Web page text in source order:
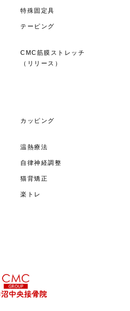
特殊固定具
テーピング
CMC筋膜ストレッチ
（リリース）
カッピング
温熱療法
自律神経調整
猫背矯正
楽トレ